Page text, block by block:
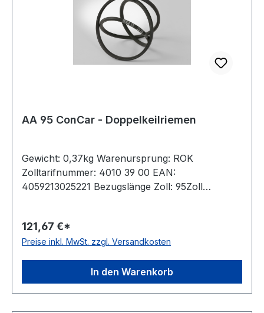
AA 95 ConCar - Doppelkeilriemen
Gewicht: 0,37kg Warenursprung: ROK
Zolltarifnummer: 4010 39 00 EAN:
4059213025221 Bezugslänge Zoll: 95Zoll
ummantelt antistatisch: ja Norm: DIN 7722 Breite:
13mm Höhe: 10mm Material: Neoprene
121,67 €*
Preise inkl. MwSt. zzgl. Versandkosten
In den Warenkorb